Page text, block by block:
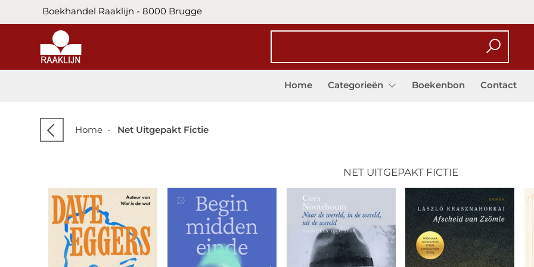
Boekhandel Raaklijn - 8000 Brugge
Home Categorieën Boekenbon Contact
Home - Net Uitgepakt Fictie
NET UITGEPAKT FICTIE